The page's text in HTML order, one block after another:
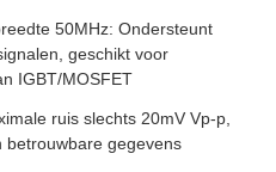
50MHz: Ondersteunt
geschikt voor
IGBT/MOSFET
ruis slechts 20mV Vp-p,
betrouwbare gegevens